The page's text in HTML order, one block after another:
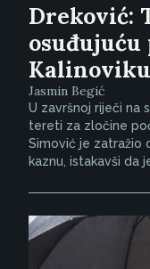
Dreković:
osuđujuću
Kalinoviku
Jasmin Begić
U završnoj riječi na
tereti za zločine
Simović je zatražio
kaznu, istakavši da